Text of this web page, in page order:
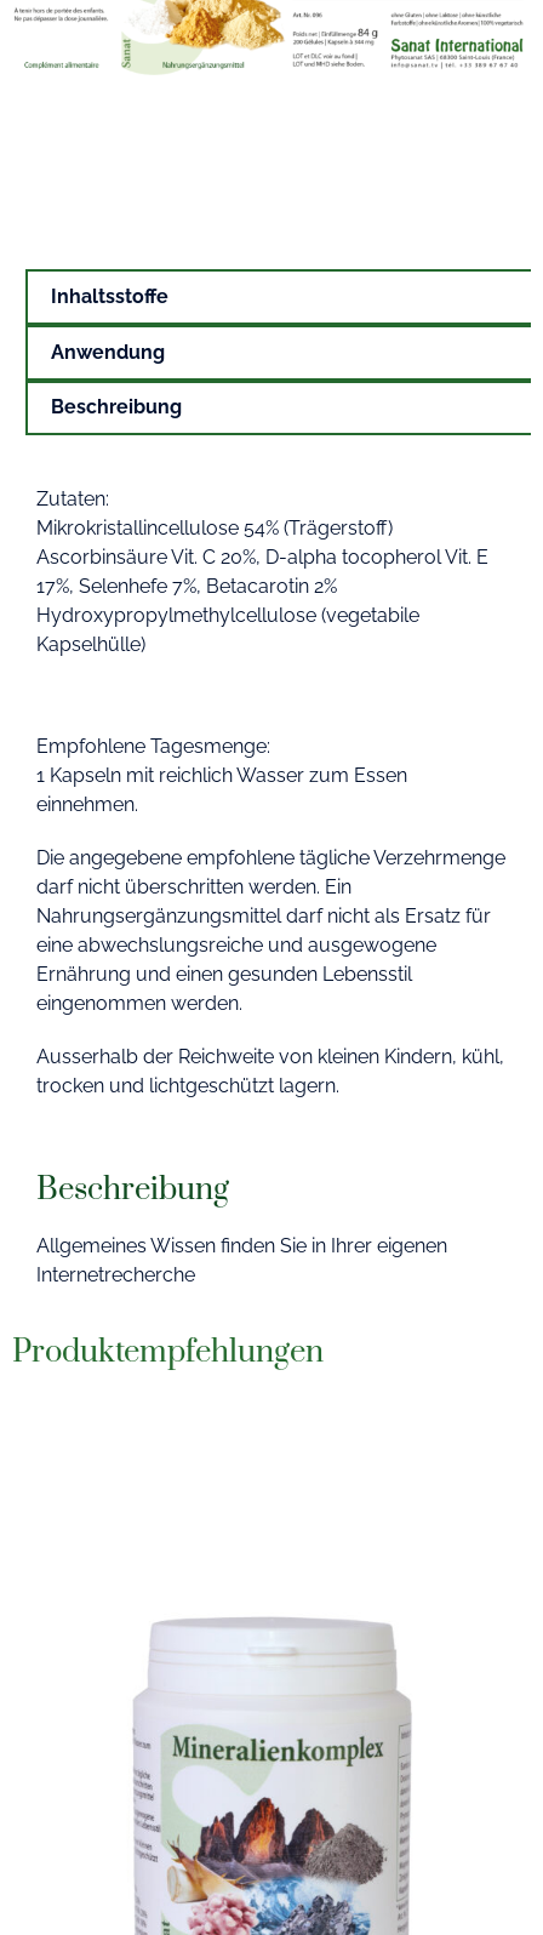
Inhaltsstoffe
Anwendung
Beschreibung
Zutaten:
Mikrokristallincellulose 54% (Trägerstoff)
Ascorbinsäure Vit. C 20%, D-alpha tocopherol Vit. E
17%, Selenhefe 7%, Betacarotin 2%
Hydroxypropylmethylcellulose (vegetabile
Kapselhülle)
Empfohlene Tagesmenge:
1 Kapseln mit reichlich Wasser zum Essen
einnehmen.
Die angegebene empfohlene tägliche Verzehrmenge
darf nicht überschritten werden. Ein
Nahrungsergänzungsmittel darf nicht als Ersatz für
eine abwechslungsreiche und ausgewogene
Ernährung und einen gesunden Lebensstil
eingenommen werden.
Ausserhalb der Reichweite von kleinen Kindern, kühl,
trocken und lichtgeschützt lagern.
Beschreibung
Allgemeines Wissen finden Sie in Ihrer eigenen
Internetrecherche
Produktempfehlungen